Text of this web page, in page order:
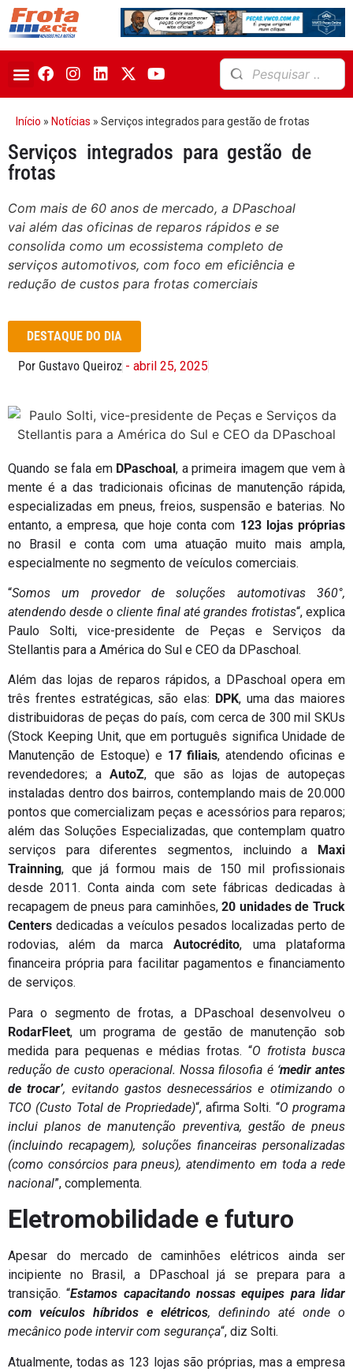
Início » Notícias » Serviços integrados para gestão de frotas
Serviços integrados para gestão de
frotas
Com mais de 60 anos de mercado, a DPaschoal
vai além das oficinas de reparos rápidos e se
consolida como um ecossistema completo de
serviços automotivos, com foco em eficiência e
redução de custos para frotas comerciais
DESTAQUE DO DIA
Por Gustavo Queiroz - abril 25, 2025
Quando se fala em DPaschoal, a primeira imagem que vem à
mente é a das tradicionais oficinas de manutenção rápida,
especializadas em pneus, freios, suspensão e baterias. No
entanto, a empresa, que hoje conta com 123 lojas próprias
no Brasil e conta com uma atuação muito mais ampla,
especialmente no segmento de veículos comerciais.
“Somos um provedor de soluções automotivas 360°,
atendendo desde o cliente final até grandes frotistas“, explica
Paulo Solti, vice-presidente de Peças e Serviços da
Stellantis para a América do Sul e CEO da DPaschoal.
Além das lojas de reparos rápidos, a DPaschoal opera em
três frentes estratégicas, são elas: DPK, uma das maiores
distribuidoras de peças do país, com cerca de 300 mil SKUs
(Stock Keeping Unit, que em português significa Unidade de
Manutenção de Estoque) e 17 filiais, atendendo oficinas e
revendedores; a AutoZ, que são as lojas de autopeças
instaladas dentro dos bairros, contemplando mais de 20.000
pontos que comercializam peças e acessórios para reparos;
além das Soluções Especializadas, que contemplam quatro
serviços para diferentes segmentos, incluindo a
Maxi
Trainning, que já formou mais de 150 mil profissionais
desde 2011. Conta ainda com sete fábricas dedicadas à
recapagem de pneus para caminhões,20 unidades de Truck
Centers dedicadas a veículos pesados localizadas perto de
rodovias, além da marcaAutocrédito, uma plataforma
financeira própria para facilitar pagamentos e financiamento
de serviços.
Para o segmento de frotas, a DPaschoal desenvolveu o
RodarFleet, um programa de gestão de manutenção sob
medida para pequenas e médias frotas. “O frotista busca
redução de custo operacional. Nossa filosofia é ‘medir antes
de trocar’, evitando gastos desnecessários e otimizando o
TCO (Custo Total de Propriedade)“, afirma Solti. “O programa
inclui planos de manutenção preventiva, gestão de pneus
(incluindo recapagem), soluções financeiras personalizadas
(como consórcios para pneus), atendimento em toda a rede
nacional”, complementa.
Eletromobilidade e futuro
Apesar do mercado de caminhões elétricos ainda ser
incipiente no Brasil, a DPaschoal já se prepara para a
transição. “Estamos capacitando nossas equipes para lidar
com veículos híbridos e elétricos, definindo até onde o
mecânico pode intervir com segurança“, diz Solti.
Atualmente, todas as 123 lojas são próprias, mas a empresa